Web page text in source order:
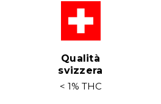
Qualità
svizzera
< 1% THC